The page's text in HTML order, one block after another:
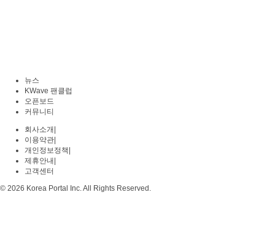
뉴스
KWave 팬클럽
오픈보드
커뮤니티
회사소개
이용약관
개인정보정책
제휴안내
고객센터
© 2026 Korea Portal Inc. All Rights Reserved.